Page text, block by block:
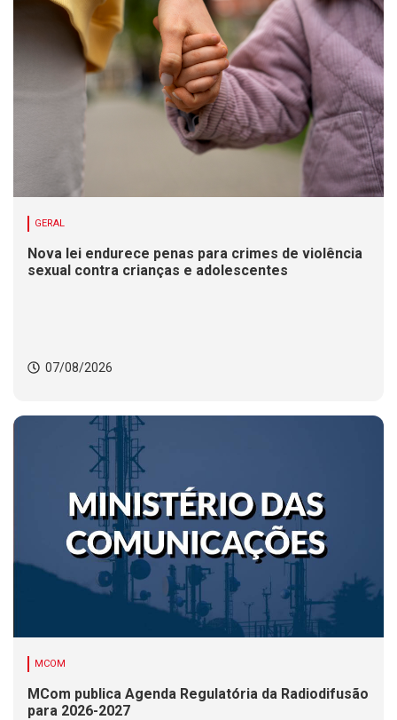
GERAL
Nova lei endurece penas para crimes de violência
sexual contra crianças e adolescentes
07/08/2026
MCOM
MCom publica Agenda Regulatória da Radiodifusão
para 2026-2027